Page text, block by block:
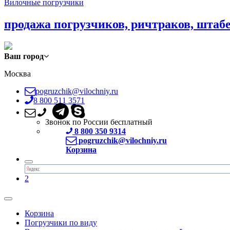
Вилочные погрузчики
продажа погрузчиков, ричтраков,
Ваш город
Москва
pogruzchik@vilochniy.ru
8 800 511 3571
Звонок по России бесплатный
8 800 350 9314
pogruzchik@vilochniy.ru
Корзина
2
Корзина
Погрузчики по виду